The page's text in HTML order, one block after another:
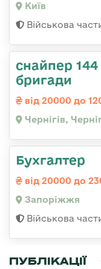
Київ
Військова
снайпер 144
бригади
від 20000 до
Чернігів,
Бухгалтер
від 20000 до
Запоріжжя
Військова
ПУБЛІКАЦІЇ